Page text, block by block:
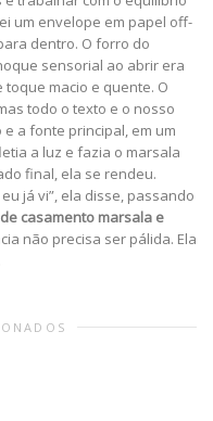
um envelope em papel off-
dentro. O forro do
sensorial ao abrir era
macio e quente. O
todo o texto e o nosso
a fonte principal, em um
a luz e fazia o marsala
final, ela se rendeu.
já vi”, ela disse, passando
casamento marsala e
não precisa ser pálida. Ela